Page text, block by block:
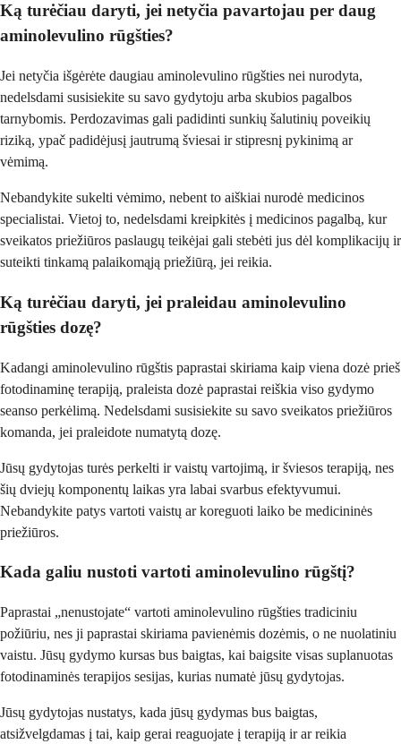
Ką turėčiau daryti, jei netyčia pavartojau per daug
aminolevulino rūgšties?
Jei netyčia išgėrėte daugiau aminolevulino rūgšties nei nurodyta,
nedelsdami susisiekite su savo gydytoju arba skubios pagalbos
tarnybomis. Perdozavimas gali padidinti sunkių šalutinių poveikių
riziką, ypač padidėjusį jautrumą šviesai ir stipresnį pykinimą ar
vėmimą.
Nebandykite sukelti vėmimo, nebent to aiškiai nurodė medicinos
specialistai. Vietoj to, nedelsdami kreipkitės į medicinos pagalbą, kur
sveikatos priežiūros paslaugų teikėjai gali stebėti jus dėl komplikacijų ir
suteikti tinkamą palaikomąją priežiūrą, jei reikia.
Ką turėčiau daryti, jei praleidau aminolevulino
rūgšties dozę?
Kadangi aminolevulino rūgštis paprastai skiriama kaip viena dozė prieš
fotodinaminę terapiją, praleista dozė paprastai reiškia viso gydymo
seanso perkėlimą. Nedelsdami susisiekite su savo sveikatos priežiūros
komanda, jei praleidote numatytą dozę.
Jūsų gydytojas turės perkelti ir vaistų vartojimą, ir šviesos terapiją, nes
šių dviejų komponentų laikas yra labai svarbus efektyvumui.
Nebandykite patys vartoti vaistų ar koreguoti laiko be medicininės
priežiūros.
Kada galiu nustoti vartoti aminolevulino rūgštį?
Paprastai „nenustojate“ vartoti aminolevulino rūgšties tradiciniu
požiūriu, nes ji paprastai skiriama pavienėmis dozėmis, o ne nuolatiniu
vaistu. Jūsų gydymo kursas bus baigtas, kai baigsite visas suplanuotas
fotodinaminės terapijos sesijas, kurias numatė jūsų gydytojas.
Jūsų gydytojas nustatys, kada jūsų gydymas bus baigtas,
atsižvelgdamas į tai, kaip gerai reaguojate į terapiją ir ar reikia